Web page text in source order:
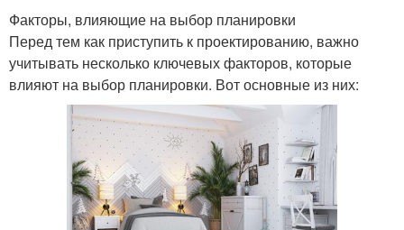
Факторы, влияющие на выбор планировки
Перед тем как приступить к проектированию, важно
учитывать несколько ключевых факторов, которые
влияют на выбор планировки. Вот основные из них: